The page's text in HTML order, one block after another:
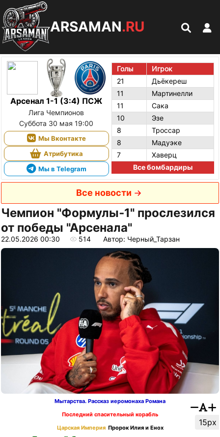
ARSAMAN.RU
Арсенал 1-1 (3:4) ПСЖ
Лига Чемпионов
Суббота 30 мая 19:00
Мы Вконтакте
Атрибутика
Мы в Telegram
Голы
Игрок
21
Дьёкереш
11
Мартинелли
11
Сака
10
Эзе
8
Троссар
8
Мадуэке
7
Хаверц
Все бомбардиры
Все новости
Чемпион "Формулы‑1" прослезился
от победы "Арсенала"
22.05.2026 00:30 514 Автор: Черный_Тарзан
15px
Мытарства. Рассказ иеромонаха Романа
Последний спасительный корабль
Царская Империя Пророк Илия и Енох